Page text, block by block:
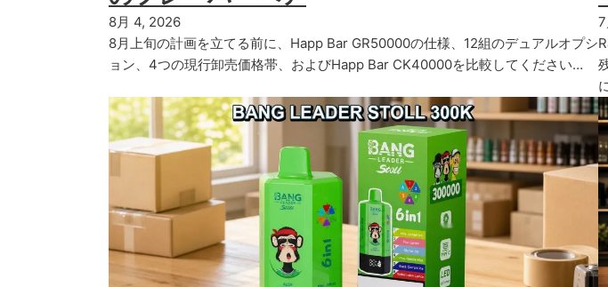
8月 4, 2026
8月上旬の計画を立てる前に、Happ Bar GR50000の仕様、12組のデュアルオプシ
ョン、4つの現行卸売価格帯、およびHapp Bar CK40000を比較してください…